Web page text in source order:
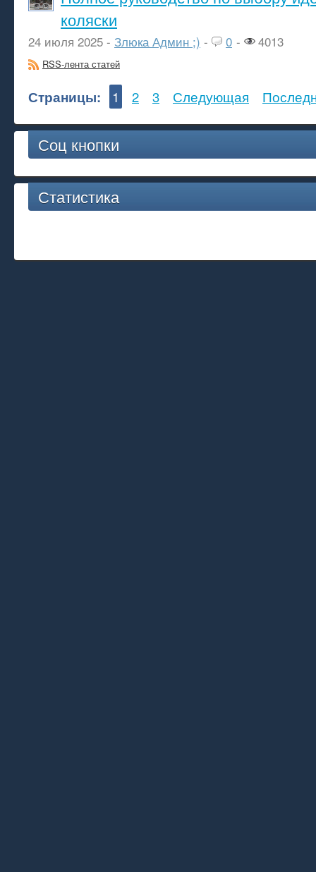
коляски
24 июля 2025 - Злюка Админ ;) - 0 - 4013
RSS-лента статей
Страницы: 1 2 3 Следующая
Соц кнопки
Статистика